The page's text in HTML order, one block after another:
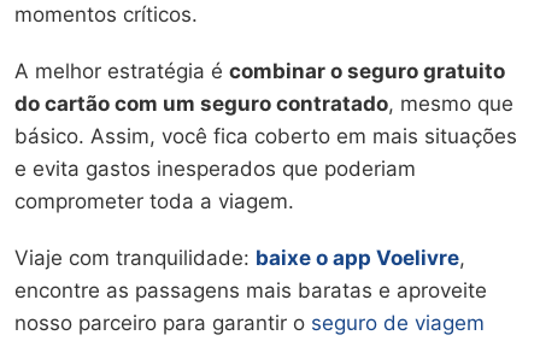
momentos críticos.
A melhor estratégia é combinar o seguro gratuito
do cartão com um seguro contratado, mesmo que
básico. Assim, você fica coberto em mais situações
e evita gastos inesperados que poderiam
comprometer toda a viagem.
Viaje com tranquilidade: baixe o app Voelivre,
encontre as passagens mais baratas e aproveite
nosso parceiro para garantir o seguro de viagem